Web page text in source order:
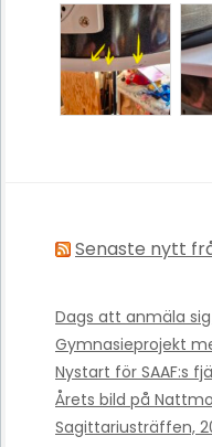
Senaste nytt
Dags att anmäla
Gymnasieprojekt
Nystart för SAAF:s
Årets bild på
Sagittariusträffen,